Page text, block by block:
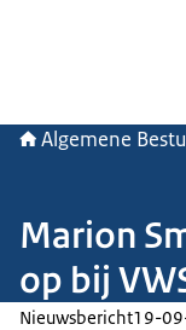
Algemene
Marion
op bij
Nieuwsbericht19-